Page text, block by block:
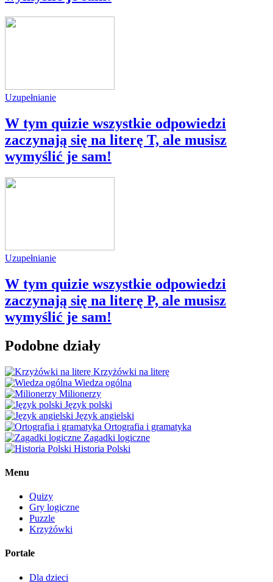
Uzupełnianie
W tym quizie wszystkie odpowiedzi
zaczynają się na literę T, ale musisz
wymyślić je sam!
Uzupełnianie
W tym quizie wszystkie odpowiedzi
zaczynają się na literę P, ale musisz
wymyślić je sam!
Podobne działy
Krzyżówki na literę
Wiedza ogólna
Milionerzy
Język polski
Język angielski
Ortografia i gramatyka
Zagadki logiczne
Historia Polski
Menu
Quizy
Gry logiczne
Puzzle
Krzyżówki
Portale
Dla dzieci